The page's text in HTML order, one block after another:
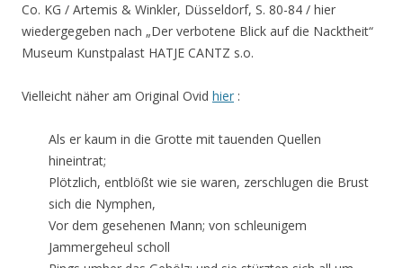
Co. KG / Artemis & Winkler, Düsseldorf, S. 80-84 / hier
wiedergegeben nach „Der verbotene Blick auf die Nacktheit“
Museum Kunstpalast HATJE CANTZ s.o.
Vielleicht näher am Original Ovid hier :
Als er kaum in die Grotte mit tauenden Quellen
hineintrat;
Plötzlich, entblößt wie sie waren, zerschlugen die Brust
sich die Nymphen,
Vor dem gesehenen Mann; von schleunigem
Jammergeheul scholl